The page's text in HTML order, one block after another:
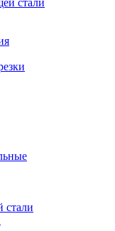
стали
стали